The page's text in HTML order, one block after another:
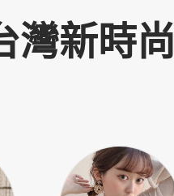
灣新時尚